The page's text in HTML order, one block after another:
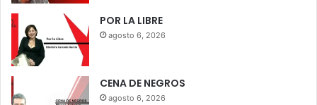
POR LA LIBRE
agosto 6, 2026
CENA DE NEGROS
agosto 6, 2026